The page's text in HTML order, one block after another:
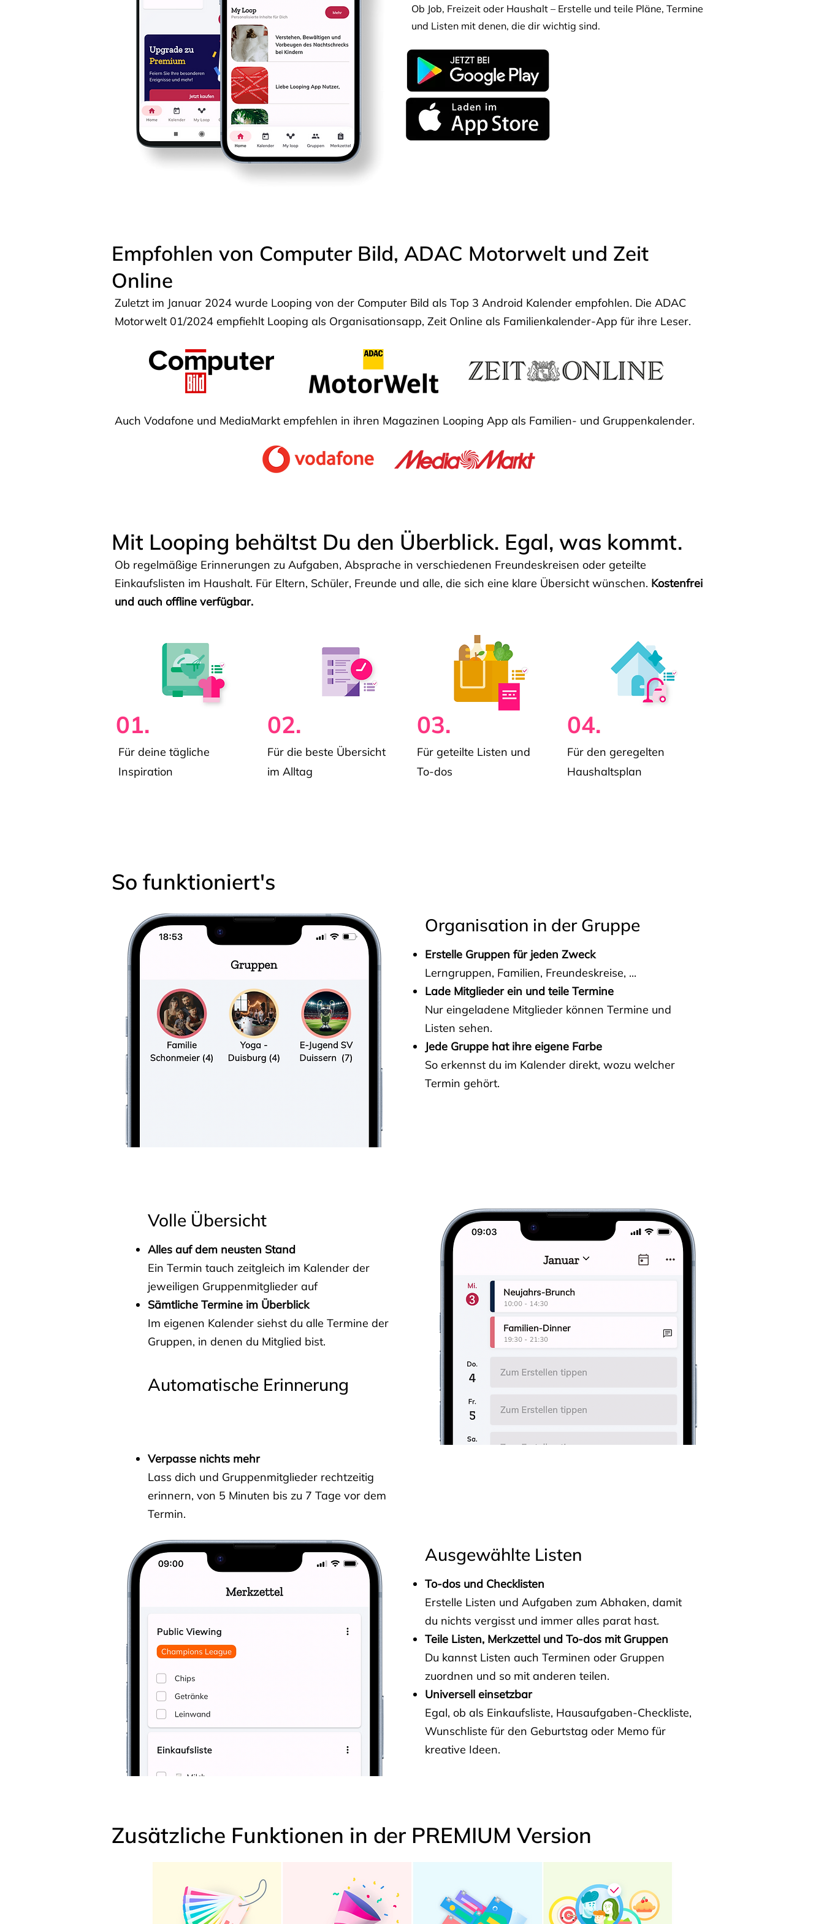
Ob Job, Freizeit oder Haushalt – Erstelle und teile Pläne, Termine
und Listen mit denen, die dir wichtig sind.
Empfohlen von Computer Bild, ADAC Motorwelt und Zeit
Online
Zuletzt im Januar 2024 wurde Looping von der Computer Bild als Top 3 Android Kalender empfohlen. Die ADAC
Motorwelt 01/2024 empfiehlt Looping als Organisationsapp, Zeit Online als Familienkalender-App für ihre Leser.
Auch Vodafone und MediaMarkt empfehlen in ihren Magazinen Looping App als Familien- und Gruppenkalender.
Mit Looping behältst Du den Überblick. Egal, was kommt.
Ob regelmäßige Erinnerungen zu Aufgaben, Absprache in verschiedenen Freundeskreisen oder geteilte
Einkaufslisten im Haushalt. Für Eltern, Schüler, Freunde und alle, die sich eine klare Übersicht wünschen. Kostenfrei
und auch offline verfügbar.
01.
Für deine tägliche
Inspiration
02.
Für die beste Übersicht
im Alltag
03.
Für geteilte Listen und
To-dos
04.
Für den geregelten
Haushaltsplan
So funktioniert's
Organisation in der Gruppe
Erstelle Gruppen für jeden Zweck
Lerngruppen, Familien, Freundeskreise, ...
Lade Mitglieder ein und teile Termine
Nur eingeladene Mitglieder können Termine und
Listen sehen.
Jede Gruppe hat ihre eigene Farbe
So erkennst du im Kalender direkt, wozu welcher
Termin gehört.
Volle Übersicht
Alles auf dem neusten Stand
Ein Termin tauch zeitgleich im Kalender der
jeweiligen Gruppenmitglieder auf
Sämtliche Termine im Überblick
Im eigenen Kalender siehst du alle Termine der
Gruppen, in denen du Mitglied bist.
Automatische Erinnerung
Verpasse nichts mehr
Lass dich und Gruppenmitglieder rechtzeitig
erinnern, von 5 Minuten bis zu 7 Tage vor dem
Termin.
Ausgewählte Listen
To-dos und Checklisten
Erstelle Listen und Aufgaben zum Abhaken, damit
du nichts vergisst und immer alles parat hast.
Teile Listen, Merkzettel und To-dos mit Gruppen
Du kannst Listen auch Terminen oder Gruppen
zuordnen und so mit anderen teilen.
Universell einsetzbar
Egal, ob als Einkaufsliste, Hausaufgaben-Checkliste,
Wunschliste für den Geburtstag oder Memo für
kreative Ideen.
Zusätzliche Funktionen in der PREMIUM Version